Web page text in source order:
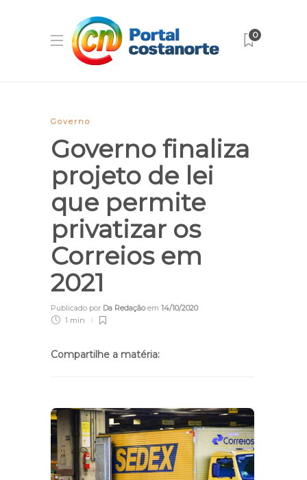
0
Governo
Governo finaliza
projeto de lei
que permite
privatizar os
Correios em
2021
Publicado por Da Redaçãoem 14/10/2020
1 min
Compartilhe a matéria: